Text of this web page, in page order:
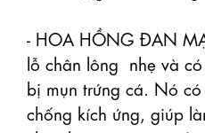
- HOA HỒNG ĐAN
lỗ chân lông  nhẹ và
bị mụn trứng cá. Nó
chống kích ứng, giúp